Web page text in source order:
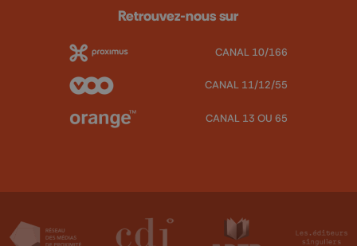
Retrouvez-nous sur
CANAL 10/166
CANAL 11/12/55
CANAL 13 OU 65